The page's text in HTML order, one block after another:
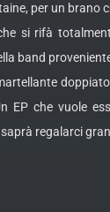
per un
si rifà
band
che vuole
regalarci